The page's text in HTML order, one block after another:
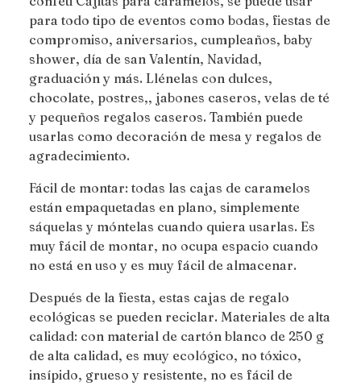
para todo tipo de eventos como bodas, fiestas de
compromiso, aniversarios, cumpleaños, baby
shower, día de san Valentín, Navidad,
graduación y más. Llénelas con dulces,
chocolate, postres,, jabones caseros, velas de té
y pequeños regalos caseros. También puede
usarlas como decoración de mesa y regalos de
agradecimiento.
Fácil de montar: todas las cajas de caramelos
están empaquetadas en plano, simplemente
sáquelas y móntelas cuando quiera usarlas. Es
muy fácil de montar, no ocupa espacio cuando
no está en uso y es muy fácil de almacenar.
Después de la fiesta, estas cajas de regalo
ecológicas se pueden reciclar. Materiales de alta
calidad: con material de cartón blanco de 250 g
de alta calidad, es muy ecológico, no tóxico,
insípido, grueso y resistente, no es fácil de